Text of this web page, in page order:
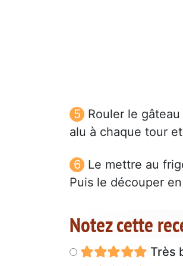
Rouler le
alu à chaque tour
Le mettre au
Puis le découper
Notez cette
Très